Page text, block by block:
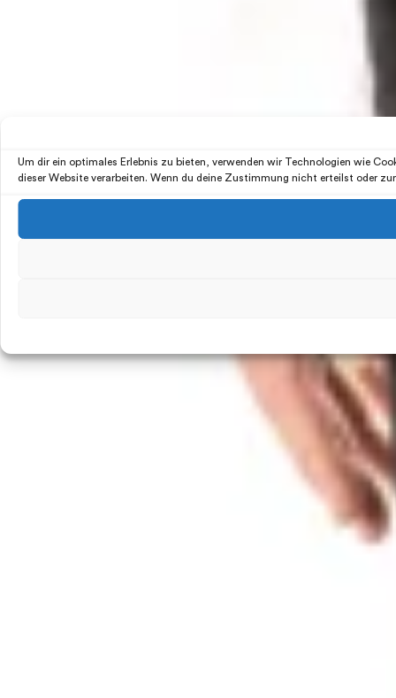
Um dir ein optimales Erlebnis zu bieten, verwenden wir Technologien wie
dieser Website verarbeiten. Wenn du deine Zustimmung nicht erteilst oder